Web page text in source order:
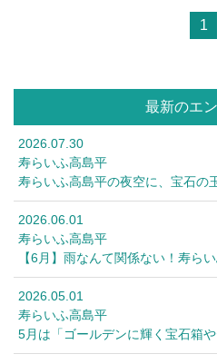
1
最新のエ
2026.07.30
寿らいふ高島平
寿らいふ高島平の夜空に、宝石
2026.06.01
寿らいふ高島平
【6月】雨なんて関係ない！寿ら
2026.05.01
寿らいふ高島平
5月は「ゴールデンに輝く宝石箱